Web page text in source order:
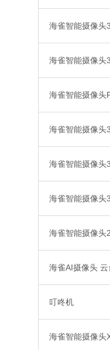
海雀智能摄像头
海雀智能摄像头
海雀智能摄像头
海雀智能摄像头
海雀智能摄像头
海雀智能摄像头
海雀智能摄像头
海雀AI摄像头
叮咚机
海雀智能摄像头